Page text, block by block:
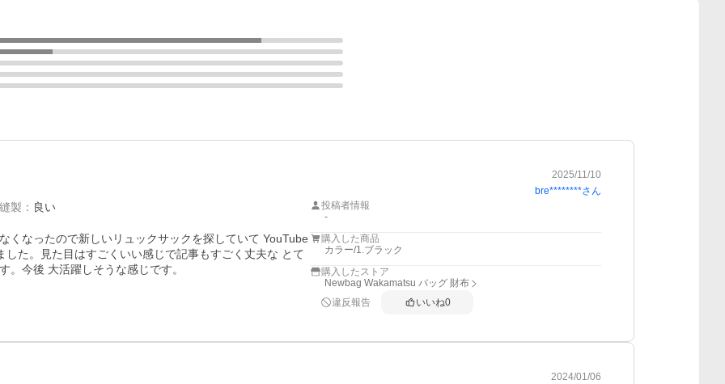
2025/11/10
bre********さん
縫製 ： 良い
くなったので新しいリュックサックを探していて YouTube
た。見た目はすごくいい感じで記事もすごく丈夫な とて
。今後 大活躍しそうな感じです。
投稿者情報
-
購入した商品
カラー/1.ブラック
購入したストア
Newbag Wakamatsu バッグ 財布
違反報告
いいね0
2024/01/06